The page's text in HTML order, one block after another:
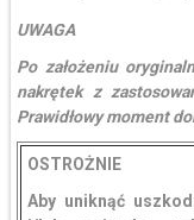
UWAGA
Po założeniu
nakrętek z
Prawidłowy moment
OSTROŻNIE
Aby uniknąć